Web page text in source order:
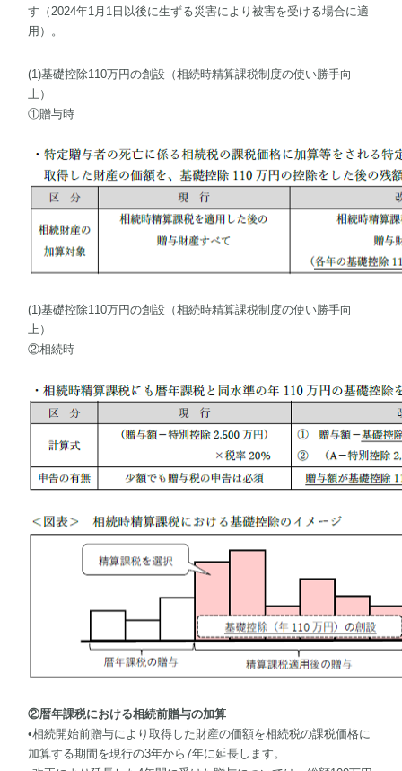
す（2024年1月1日以後に生ずる災害により被害を受ける場合に適
用）。
(1)基礎控除110万円の創設（相続時精算課税制度の使い勝手向
上）
①贈与時
(1)基礎控除110万円の創設（相続時精算課税制度の使い勝手向
上）
②相続時
②暦年課税における相続前贈与の加算
•相続開始前贈与により取得した財産の価額を相続税の課税価格に
加算する期間を現行の3年から7年に延長します。